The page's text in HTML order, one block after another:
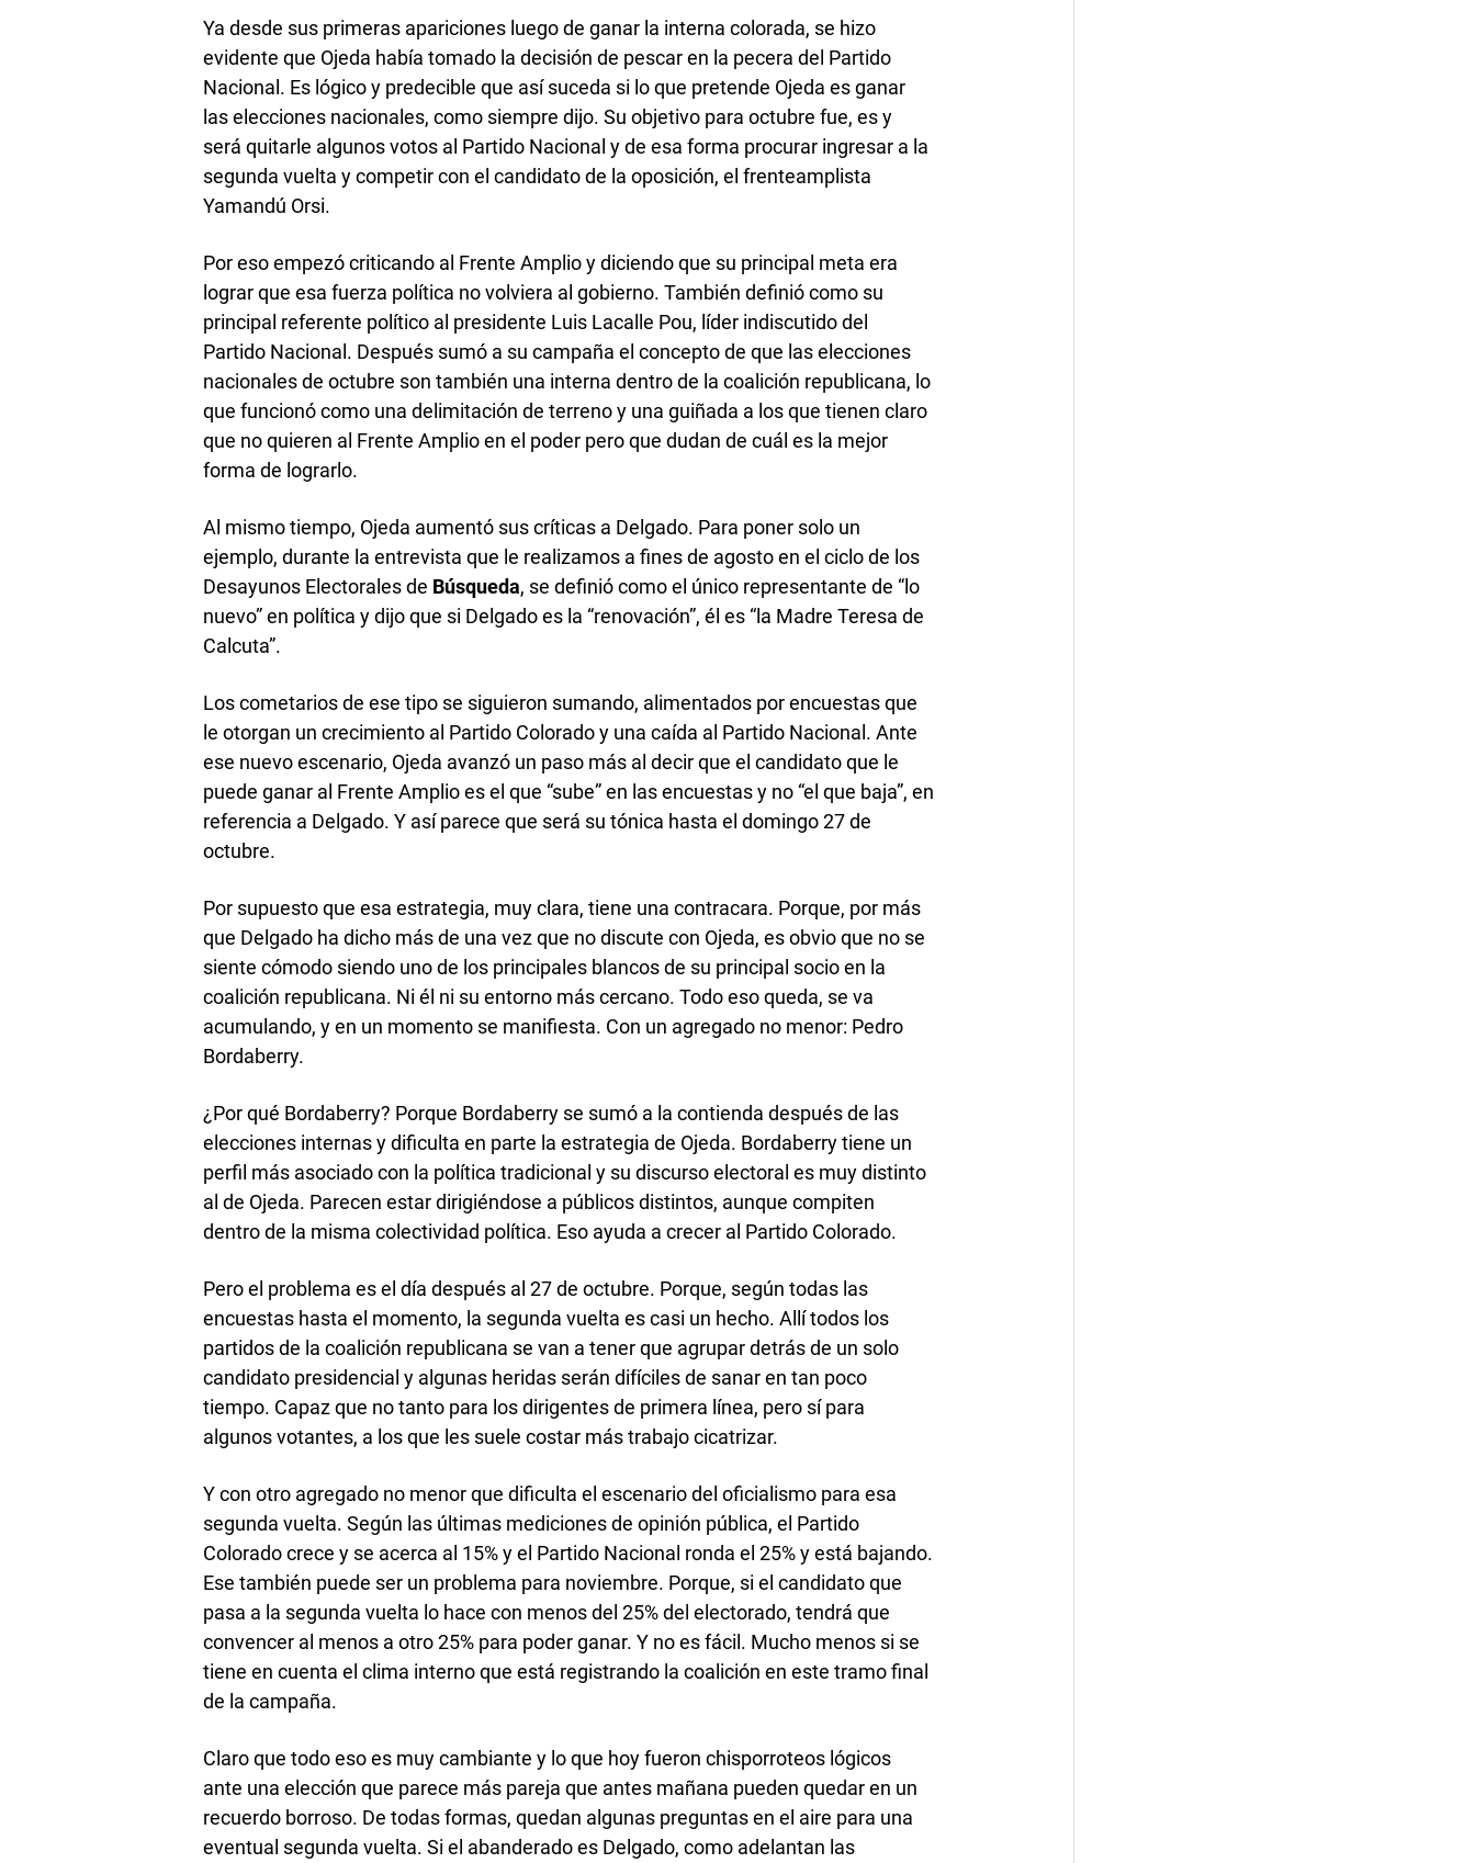
Ya desde sus primeras apariciones luego de ganar la interna colorada, se hizo
evidente que Ojeda había tomado la decisión de pescar en la pecera del Partido
Nacional. Es lógico y predecible que así suceda si lo que pretende Ojeda es ganar
las elecciones nacionales, como siempre dijo. Su objetivo para octubre fue, es y
será quitarle algunos votos al Partido Nacional y de esa forma procurar ingresar a la
segunda vuelta y competir con el candidato de la oposición, el frenteamplista
Yamandú Orsi.
Por eso empezó criticando al Frente Amplio y diciendo que su principal meta era
lograr que esa fuerza política no volviera al gobierno. También definió como su
principal referente político al presidente Luis Lacalle Pou, líder indiscutido del
Partido Nacional. Después sumó a su campaña el concepto de que las elecciones
nacionales de octubre son también una interna dentro de la coalición republicana, lo
que funcionó como una delimitación de terreno y una guiñada a los que tienen claro
que no quieren al Frente Amplio en el poder pero que dudan de cuál es la mejor
forma de lograrlo.
Al mismo tiempo, Ojeda aumentó sus críticas a Delgado. Para poner solo un
ejemplo, durante la entrevista que le realizamos a fines de agosto en el ciclo de los
Desayunos Electorales de Búsqueda, se definió como el único representante de “lo
nuevo” en política y dijo que si Delgado es la “renovación”, él es “la Madre Teresa de
Calcuta”.
Los cometarios de ese tipo se siguieron sumando, alimentados por encuestas que
le otorgan un crecimiento al Partido Colorado y una caída al Partido Nacional. Ante
ese nuevo escenario, Ojeda avanzó un paso más al decir que el candidato que le
puede ganar al Frente Amplio es el que “sube” en las encuestas y no “el que baja”, en
referencia a Delgado. Y así parece que será su tónica hasta el domingo 27 de
octubre.
Por supuesto que esa estrategia, muy clara, tiene una contracara. Porque, por más
que Delgado ha dicho más de una vez que no discute con Ojeda, es obvio que no se
siente cómodo siendo uno de los principales blancos de su principal socio en la
coalición republicana. Ni él ni su entorno más cercano. Todo eso queda, se va
acumulando, y en un momento se manifiesta. Con un agregado no menor: Pedro
Bordaberry.
¿Por qué Bordaberry? Porque Bordaberry se sumó a la contienda después de las
elecciones internas y dificulta en parte la estrategia de Ojeda. Bordaberry tiene un
perfil más asociado con la política tradicional y su discurso electoral es muy distinto
al de Ojeda. Parecen estar dirigiéndose a públicos distintos, aunque compiten
dentro de la misma colectividad política. Eso ayuda a crecer al Partido Colorado.
Pero el problema es el día después al 27 de octubre. Porque, según todas las
encuestas hasta el momento, la segunda vuelta es casi un hecho. Allí todos los
partidos de la coalición republicana se van a tener que agrupar detrás de un solo
candidato presidencial y algunas heridas serán difíciles de sanar en tan poco
tiempo. Capaz que no tanto para los dirigentes de primera línea, pero sí para
algunos votantes, a los que les suele costar más trabajo cicatrizar.
Y con otro agregado no menor que dificulta el escenario del oficialismo para esa
segunda vuelta. Según las últimas mediciones de opinión pública, el Partido
Colorado crece y se acerca al 15% y el Partido Nacional ronda el 25% y está bajando.
Ese también puede ser un problema para noviembre. Porque, si el candidato que
pasa a la segunda vuelta lo hace con menos del 25% del electorado, tendrá que
convencer al menos a otro 25% para poder ganar. Y no es fácil. Mucho menos si se
tiene en cuenta el clima interno que está registrando la coalición en este tramo final
de la campaña.
Claro que todo eso es muy cambiante y lo que hoy fueron chisporroteos lógicos
ante una elección que parece más pareja que antes mañana pueden quedar en un
recuerdo borroso. De todas formas, quedan algunas preguntas en el aire para una
eventual segunda vuelta. Si el abanderado es Delgado, como adelantan las